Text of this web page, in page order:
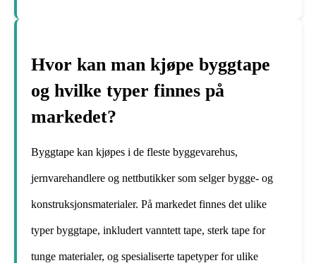
Hvor kan man kjøpe byggtape
og hvilke typer finnes på
markedet?
Byggtape kan kjøpes i de fleste byggevarehus,
jernvarehandlere og nettbutikker som selger bygge- og
konstruksjonsmaterialer. På markedet finnes det ulike
typer byggtape, inkludert vanntett tape, sterk tape for
tunge materialer, og spesialiserte tapetyper for ulike